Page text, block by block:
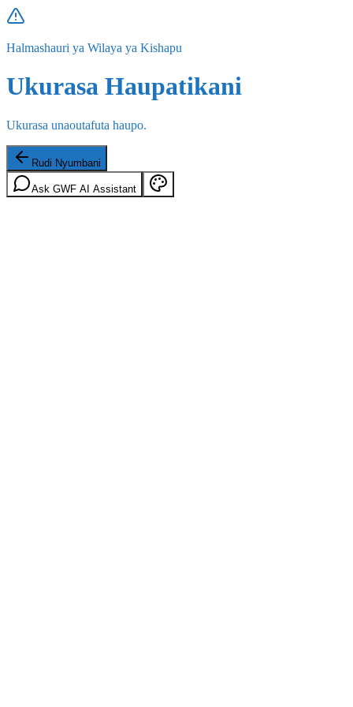
Halmashauri ya Wilaya ya Kishapu
Ukurasa Haupatikani
Ukurasa unaoutafuta haupo.
Rudi Nyumbani
Ask GWF AI Assistant